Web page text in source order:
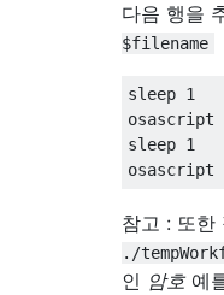
다음 행을
$filename
sleep 1
sleep 1
참고 : 또한
./
인 암호 예